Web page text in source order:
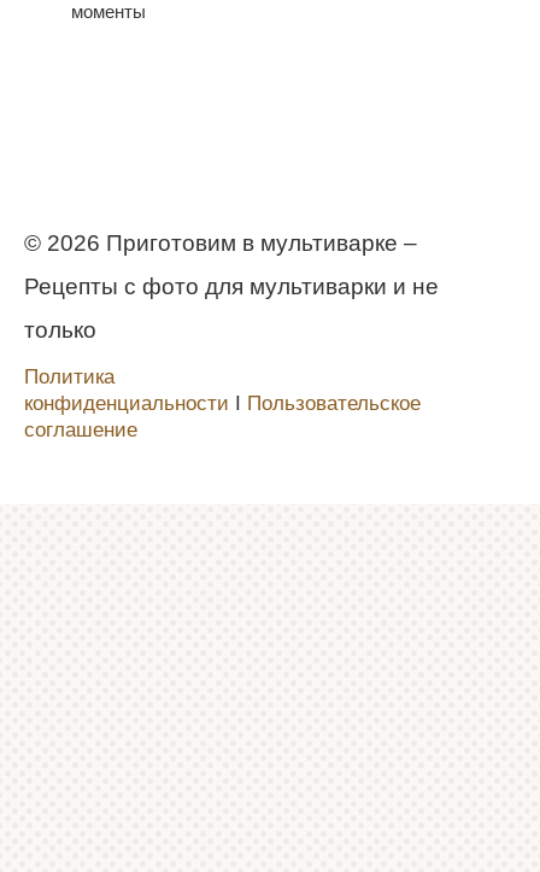
моменты
© 2026 Приготовим в мультиварке –
Рецепты с фото для мультиварки и не
только
Политика
конфиденциальности Ι Пользовательское
соглашение